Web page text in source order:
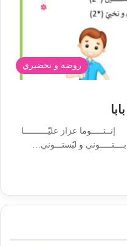
روضة و تحضيري
عزاز عليّــــــــــا